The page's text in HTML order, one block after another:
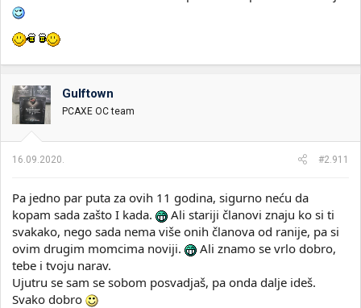
Gulftown
PCAXE OC team
16.09.2020. #2.911
Pa jedno par puta za ovih 11 godina, sigurno neću da
kopam sada zašto I kada.
Ali stariji članovi znaju ko si ti
svakako, nego sada nema više onih članova od ranije, pa si
ovim drugim momcima noviji.
Ali znamo se vrlo dobro,
tebe i tvoju narav.
Ujutru se sam se sobom posvadjaš, pa onda dalje ideš.
Svako dobro